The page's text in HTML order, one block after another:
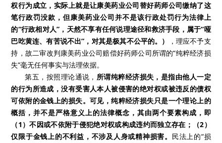
权行为成立，实际上就是让康美药业公司替好药师公司缴纳了这
笔行政罚没款，但康美药业公司并不是该行政处罚行为法律上
的“行政相对人”，天然不享有任何说理途径和救济手段，属于“哑
巴吃黄连、有苦说不出”，对其是极其不公平的。）
，理应不予支
持，故二审改判康美药业公司赔偿好药师公司所谓的“纯粹经济损
失”毫无任何事实与法理依据。
第五，按照理论通说， 所谓纯粹经济损失，是指由他人一定
的行为所造成，没有受害人本人被侵害的绝对权或被违反的债权
可依附的金钱上的损失。可见，纯粹经济损失只是一个理论上的
概括，并不是严格意义上的法律概念，其由两个要素构成，即
（1）不因或不依附于侵犯绝对权或构成违约而独立存在；（2）
仅限于金钱上的不利益，不涉及人身或精神损害。 民法上的“损